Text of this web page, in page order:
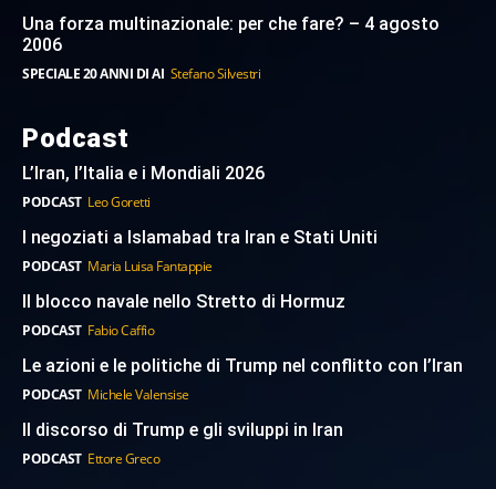
Una forza multinazionale: per che fare? – 4 agosto
2006
SPECIALE 20 ANNI DI AI Stefano Silvestri
Podcast
L’Iran, l’Italia e i Mondiali 2026
PODCAST Leo Goretti
I negoziati a Islamabad tra Iran e Stati Uniti
PODCAST Maria Luisa Fantappie
Il blocco navale nello Stretto di Hormuz
PODCAST Fabio Caffio
Le azioni e le politiche di Trump nel conflitto con l’Iran
PODCAST Michele Valensise
Il discorso di Trump e gli sviluppi in Iran
PODCAST Ettore Greco